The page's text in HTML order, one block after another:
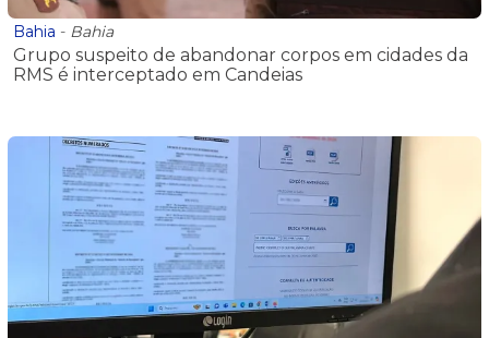
Bahia - Bahia
Grupo suspeito de abandonar corpos em cidades da
RMS é interceptado em Candeias